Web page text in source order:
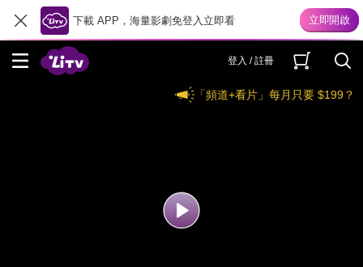
下載 APP，海量影劇免登入立即看
登入 / 註冊
「頻道+看片」每月只要 $199？